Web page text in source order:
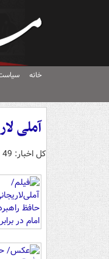
خانه
آملی
کل اخبار: 49